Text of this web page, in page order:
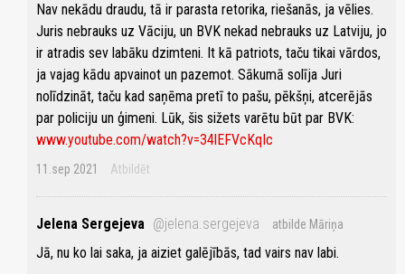
Nav nekādu draudu, tā ir parasta retorika, riešanās, ja vēlies.
Juris nebrauks uz Vāciju, un BVK nekad nebrauks uz Latviju, jo
ir atradis sev labāku dzimteni. It kā patriots, taču tikai vārdos,
ja vajag kādu apvainot un pazemot. Sākumā solīja Juri
nolīdzināt, taču kad saņēma pretī to pašu, pēkšņi, atcerējās
par policiju un ģimeni. Lūk, šis sižets varētu būt par BVK:
www.youtube.com/watch?v=34lEFVcKqIc
11.sep 2021 Atbildēt
Jelena Sergejeva @jelena.sergejeva atbilde Māriņa
Jā, nu ko lai saka, ja aiziet galējībās, tad vairs nav labi.